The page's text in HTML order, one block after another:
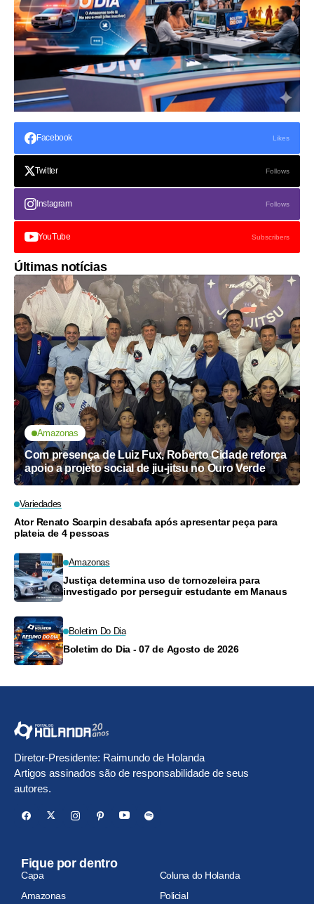
Facebook Likes
Twitter Follows
Instagram Follows
YouTube Subscribers
Últimas notícias
Amazonas
Com presença de Luiz Fux, Roberto Cidade reforça
apoio a projeto social de jiu-jitsu no Ouro Verde
Variedades
Ator Renato Scarpin desabafa após apresentar peça para
plateia de 4 pessoas
Amazonas
Justiça determina uso de tornozeleira para
investigado por perseguir estudante em Manaus
Boletim Do Dia
Boletim do Dia - 07 de Agosto de 2026
Diretor-Presidente: Raimundo de Holanda
Artigos assinados são de responsabilidade de seus
autores.
Fique por dentro
Capa
Coluna do Holanda
Amazonas
Policial